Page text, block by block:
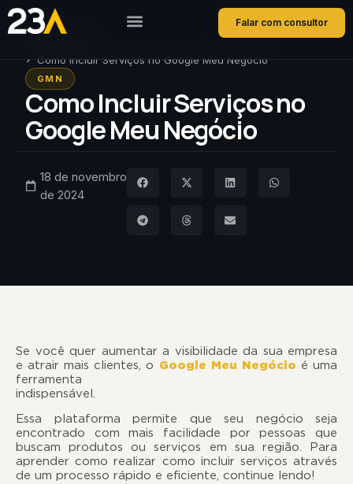
Falar com consultor
Como Incluir Serviços no Google Meu Negócio
GMN
Como Incluir Serviços no
Google Meu Negócio
18 de novembro
de 2024
Se você quer aumentar a visibilidade da sua empresa
e atrair mais clientes, o Google Meu Negócio é uma
ferramenta
Essa plataforma permite que seu negócio seja
encontrado com mais facilidade por pessoas que
buscam produtos ou serviços em sua região. Para
aprender como realizar como incluir serviços através
de um processo rápido e eficiente, continue lendo!